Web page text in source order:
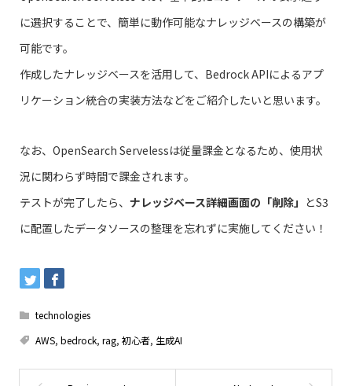
に選択することで、簡単に動作可能なナレッジベースの構築が
可能です。
作成したナレッジベースを活用して、Bedrock APIによるアプ
リケーション統合の実装方法などをご紹介したいと思います。
なお、OpenSearch Servelessは従量課金となるため、使用状
況に関わらず時間で課金されます。
テストが完了したら、 ナレッジベース詳細画面の「削除」 とS3
に配置したデータソースの整理を忘れずに実施してください！
technologies
AWS, bedrock, rag, 初心者, 生成AI